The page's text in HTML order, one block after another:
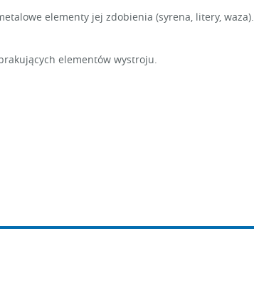
elementy jej zdobienia (syrena, litery, waza).
elementów wystroju.